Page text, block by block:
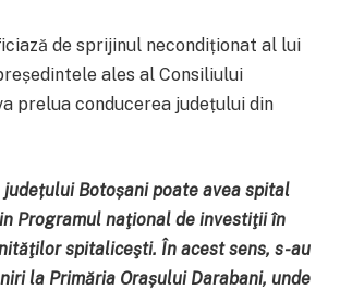
de sprijinul necondiționat al lui
ales al Consiliului
prelua conducerea județului din
județului Botoșani poate avea spital
Programul naţional de investiţii în
spitaliceşti. În acest sens, s-au
la Primăria Orașului Darabani, unde